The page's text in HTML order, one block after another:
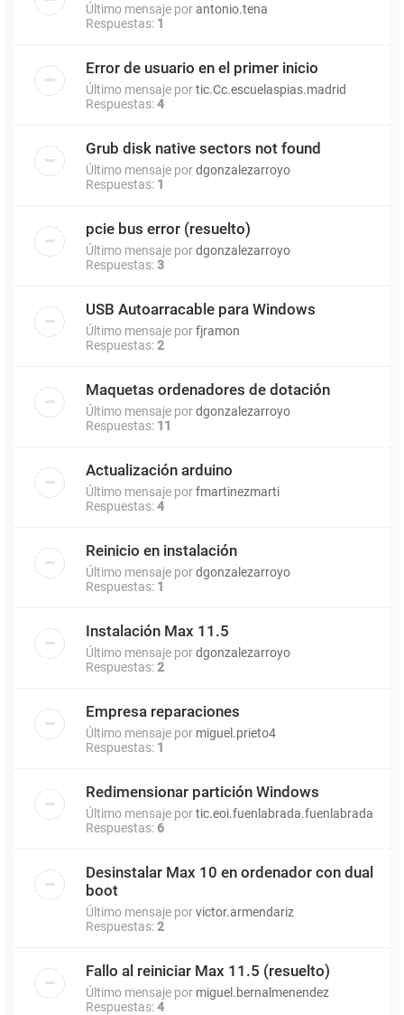
Último mensaje porantonio.tena
Respuestas: 1
Error de usuario en el primer inicio
Último mensaje portic.Cc.escuelaspias.madrid
Respuestas:4
Grub disk native sectors not found
Último mensaje pordgonzalezarroyo
Respuestas: 1
pcie bus error (resuelto)
Último mensaje pordgonzalezarroyo
Respuestas:3
USB Autoarracable para Windows
Último mensaje porfjramon
Respuestas:2
Maquetas ordenadores de dotación
Último mensaje pordgonzalezarroyo
Respuestas: 11
Actualización arduino
Último mensaje porfmartinezmarti
Respuestas:4
Reinicio en instalación
Último mensaje pordgonzalezarroyo
Respuestas: 1
Instalación Max 11.5
Último mensaje pordgonzalezarroyo
Respuestas:2
Empresa reparaciones
Último mensaje por miguel.prieto4
Respuestas: 1
Redimensionar partición Windows
Último mensaje portic.eoi.fuenlabrada.fuenlabrada
Respuestas: 6
Desinstalar Max 10 en ordenador con dual
boot
Último mensaje porvictor.armendariz
Respuestas:2
Fallo al reiniciar Max 11.5 (resuelto)
Último mensaje por miguel.bernalmenendez
Respuestas:4